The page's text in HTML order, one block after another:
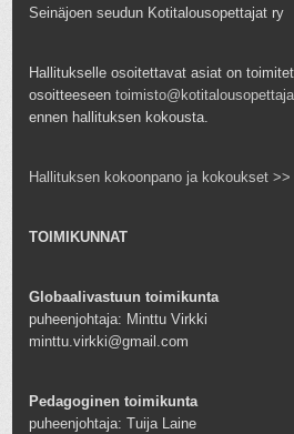
Seinäjoen seudun Kotitalousopettajat ry
Hallitukselle osoitettavat asiat on
osoitteeseen
ennen hallituksen kokousta.
Hallituksen kokoonpano ja kokoukset >>
TOIMIKUNNAT
Globaalivastuun toimikunta
puheenjohtaja: Minttu Virkki
minttu.virkki@gmail.com
Pedagoginen toimikunta
puheenjohtaja: Tuija Laine